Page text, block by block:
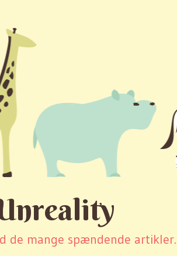
de mange spændende artikler.